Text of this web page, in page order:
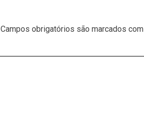
Campos obrigatórios são marcados com